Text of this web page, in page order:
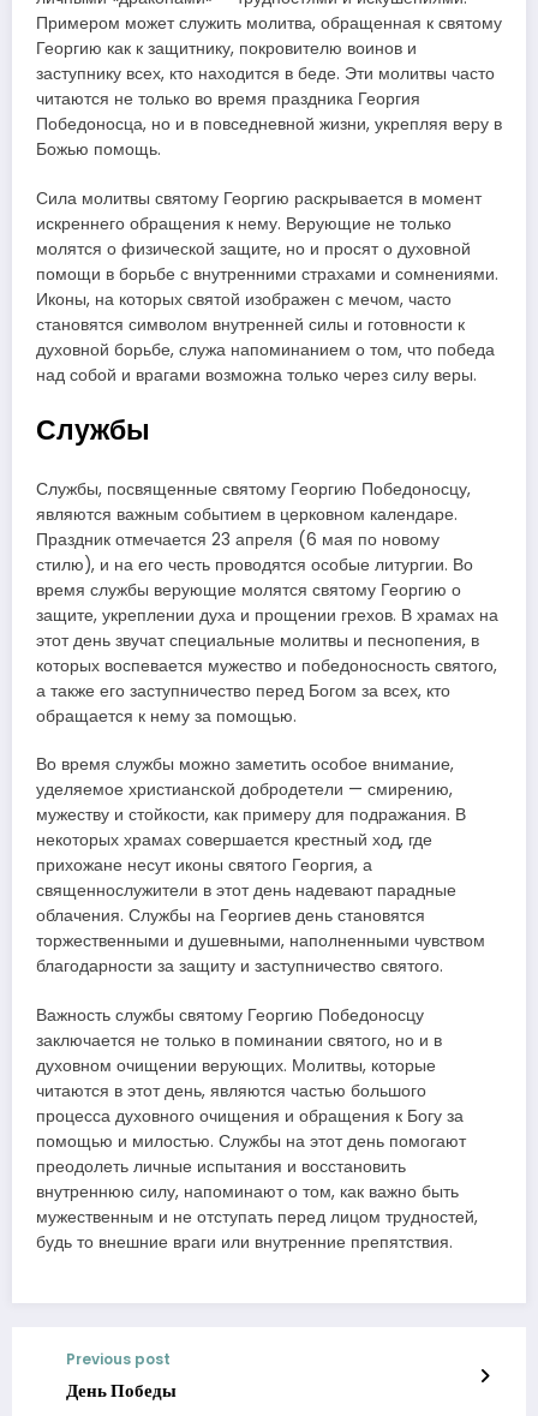
Примером может служить молитва, обращенная к святому
Георгию как к защитнику, покровителю воинов и
заступнику всех, кто находится в беде. Эти молитвы часто
читаются не только во время праздника Георгия
Победоносца, но и в повседневной жизни, укрепляя веру в
Божью помощь.
Сила молитвы святому Георгию раскрывается в момент
искреннего обращения к нему. Верующие не только
молятся о физической защите, но и просят о духовной
помощи в борьбе с внутренними страхами и сомнениями.
Иконы, на которых святой изображен с мечом, часто
становятся символом внутренней силы и готовности к
духовной борьбе, служа напоминанием о том, что победа
над собой и врагами возможна только через силу веры.
Службы
Службы, посвященные святому Георгию Победоносцу,
являются важным событием в церковном календаре.
Праздник отмечается 23 апреля (6 мая по новому
стилю), и на его честь проводятся особые литургии. Во
время службы верующие молятся святому Георгию о
защите, укреплении духа и прощении грехов. В храмах на
этот день звучат специальные молитвы и песнопения, в
которых воспевается мужество и победоносность святого,
а также его заступничество перед Богом за всех, кто
обращается к нему за помощью.
Во время службы можно заметить особое внимание,
уделяемое христианской добродетели — смирению,
мужеству и стойкости, как примеру для подражания. В
некоторых храмах совершается крестный ход, где
прихожане несут иконы святого Георгия, а
священнослужители в этот день надевают парадные
облачения. Службы на Георгиев день становятся
торжественными и душевными, наполненными чувством
благодарности за защиту и заступничество святого.
Важность службы святому Георгию Победоносцу
заключается не только в поминании святого, но и в
духовном очищении верующих. Молитвы, которые
читаются в этот день, являются частью большого
процесса духовного очищения и обращения к Богу за
помощью и милостью. Службы на этот день помогают
преодолеть личные испытания и восстановить
внутреннюю силу, напоминают о том, как важно быть
мужественным и не отступать перед лицом трудностей,
будь то внешние враги или внутренние препятствия.
Previous post
День Победы